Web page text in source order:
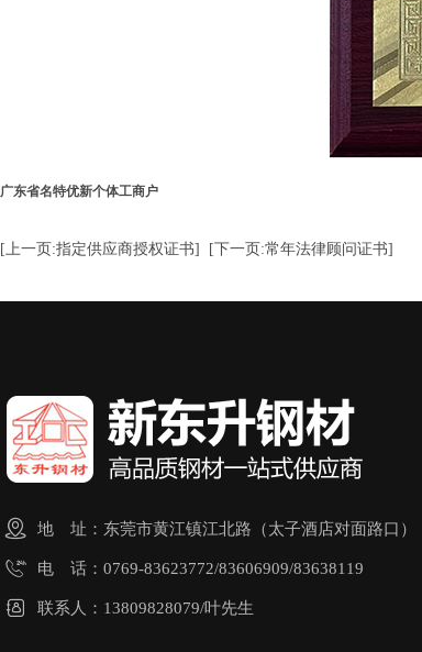
广东省名特优新个体工商户
[上一页:指定供应商授权证书]
[下一页:常年法律顾问证书]
 地 址：东莞市黄江镇江北路（太子酒店对面路口）
 电 话：0769-83623772/83606909/83638119
 联系人：13809828079/叶先生